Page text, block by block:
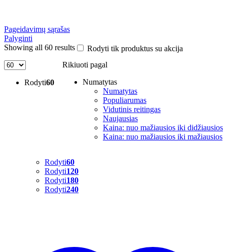
Pageidavimų sąrašas
Palyginti
Showing all 60 results
Rikiuoti pagal
Numatytas
Numatytas
Populiarumas
Vidutinis reitingas
Naujausias
Kaina: nuo mažiausios iki didžiausios
Kaina: nuo mažiausios iki mažiausios
Rodyti tik produktus su akcija
Rodyti60
Rodyti60
Rodyti120
Rodyti180
Rodyti240